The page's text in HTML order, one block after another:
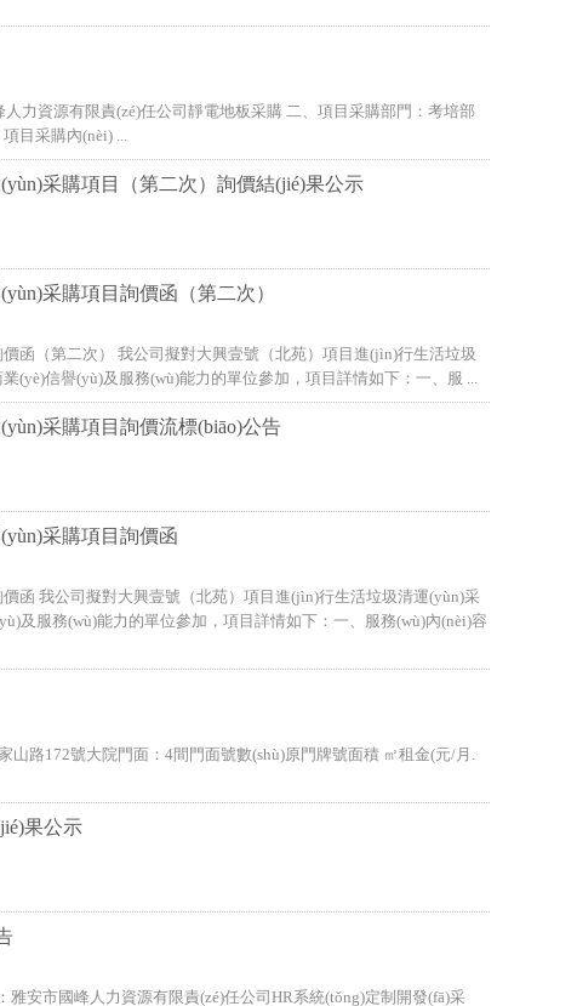
資源有限責(zé)任公司靜電地板采購 二、項目采購部門：考培部
項目采購內(nèi) ...
采購項目（第二次）詢價結(jié)果公示
采購項目詢價函（第二次）
函（第二次） 我公司擬對大興壹號（北苑）項目進(jìn)行生活垃圾
(yè)信譽(yù)及服務(wù)能力的單位參加，項目詳情如下：一、服 ...
采購項目詢價流標(biāo)公告
采購項目詢價函
函 我公司擬對大興壹號（北苑）項目進(jìn)行生活垃圾清運(yùn)采
服務(wù)能力的單位參加，項目詳情如下：一、服務(wù)內(nèi)容
路172號大院門面：4間門面號數(shù)原門牌號面積 ㎡租金(元/月.
果公示
安市國峰人力資源有限責(zé)任公司HR系統(tǒng)定制開發(fā)采